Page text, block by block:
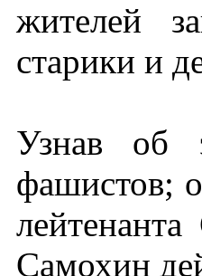
жителей
старики и
Узнав об
фашистов;
Самохин